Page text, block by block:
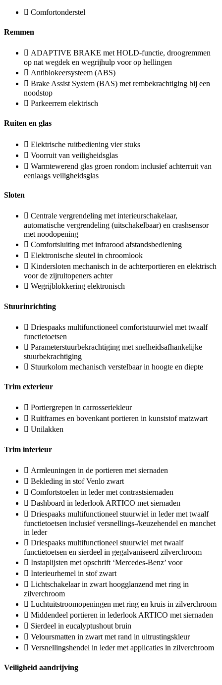
Comfortonderstel
Remmen
ADAPTIVE BRAKE met HOLD-functie, droogremmen
op nat wegdek en wegrijhulp voor op hellingen
Antiblokeersysteem (ABS)
Brake Assist System (BAS) met rembekrachtiging bij een
noodstop
Parkeerrem elektrisch
Ruiten en glas
Elektrische ruitbediening vier stuks
Voorruit van veiligheidsglas
Warmtewerend glas groen rondom inclusief achterruit van
eenlaags veiligheidsglas
Sloten
Centrale vergrendeling met interieurschakelaar,
automatische vergrendeling (uitschakelbaar) en crashsensor
met noodopening
Comfortsluiting met infrarood afstandsbediening
Elektronische sleutel in chroomlook
Kindersloten mechanisch in de achterportieren en elektrisch
voor de zijruitopeners achter
Wegrijblokkering elektronisch
Stuurinrichting
Driespaaks multifunctioneel comfortstuurwiel met twaalf
functietoetsen
Parameterstuurbekrachtiging met snelheidsafhankelijke
stuurbekrachtiging
Stuurkolom mechanisch verstelbaar in hoogte en diepte
Trim exterieur
Portiergrepen in carrosseriekleur
Ruitframes en bovenkant portieren in kunststof matzwart
Unilakken
Trim interieur
Armleuningen in de portieren met siernaden
Bekleding in stof Venlo zwart
Comfortstoelen in leder met contrastsiernaden
Dashboard in lederlook ARTICO met siernaden
Driespaaks multifunctioneel stuurwiel in leder met twaalf
functietoetsen inclusief versnellings-/keuzehendel en manchet
in leder
Driespaaks multifunctioneel stuurwiel met twaalf
functietoetsen en sierdeel in gegalvaniseerd zilverchroom
Instaplijsten met opschrift ‘Mercedes-Benz’ voor
Interieurhemel in stof zwart
Lichtschakelaar in zwart hoogglanzend met ring in
zilverchroom
Luchtuitstroomopeningen met ring en kruis in zilverchroom
Middendeel portieren in lederlook ARTICO met siernaden
Sierdeel in eucalyptushout bruin
Veloursmatten in zwart met rand in uitrustingskleur
Versnellingshendel in leder met applicaties in zilverchroom
Veiligheid aandrijving